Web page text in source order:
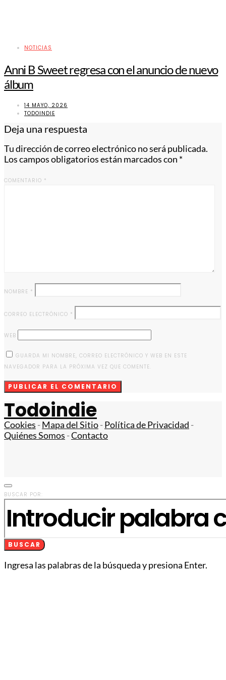
NOTICIAS
Anni B Sweet regresa con el anuncio de nuevo
álbum
14 MAYO, 2026
TODOINDIE
Deja una respuesta
Tu dirección de correo electrónico no será publicada.
Los campos obligatorios están marcados con *
COMENTARIO *
NOMBRE *
CORREO ELECTRÓNICO *
WEB
GUARDA MI NOMBRE, CORREO ELECTRÓNICO Y WEB EN ESTE
NAVEGADOR PARA LA PRÓXIMA VEZ QUE COMENTE.
Todoindie
Cookies -Mapa del Sitio-Política de Privacidad -
Quiénes Somos -Contacto
BUSCAR POR:
BUSCAR
Ingresa las palabras de la búsqueda y presiona Enter.